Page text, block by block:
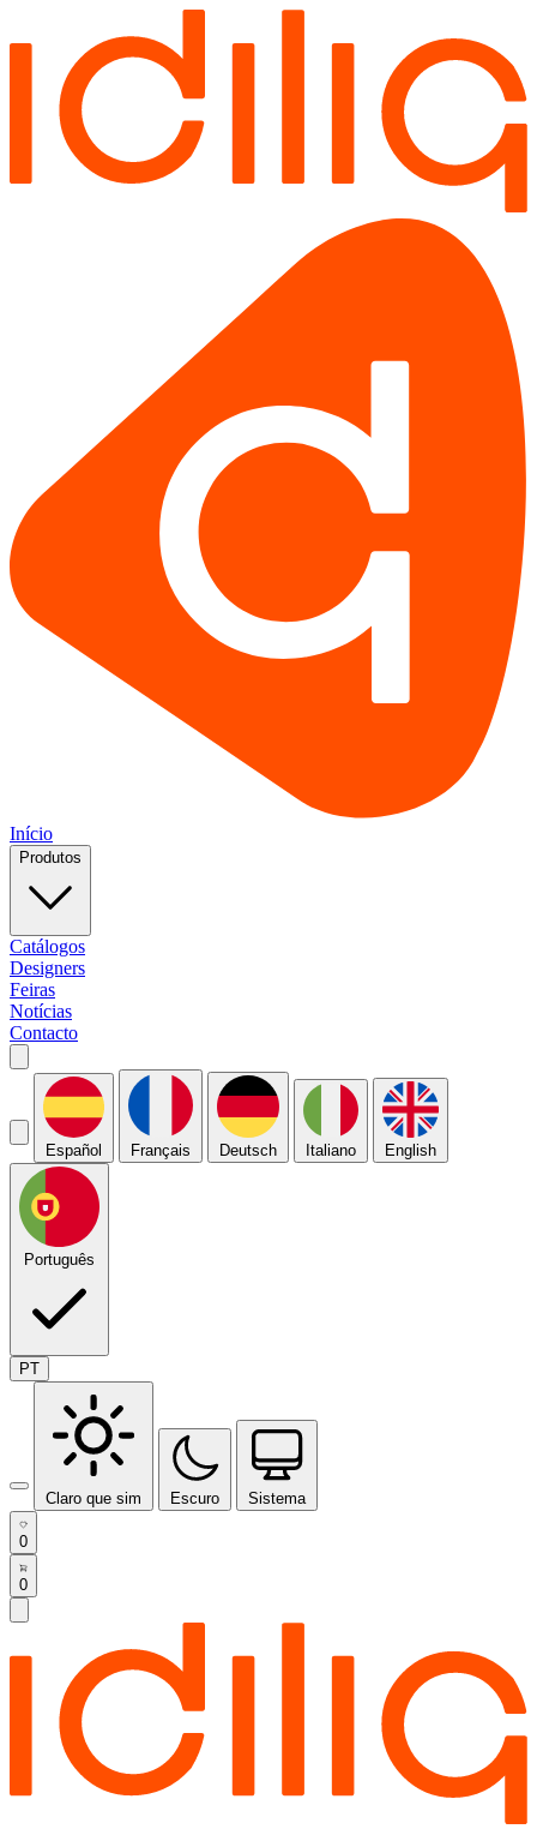
Início
Produtos
Catálogos
Designers
Feiras
Notícias
Contacto
Español Français Deutsch Italiano English
Português
PT
Claro que sim Escuro Sistema
0
0